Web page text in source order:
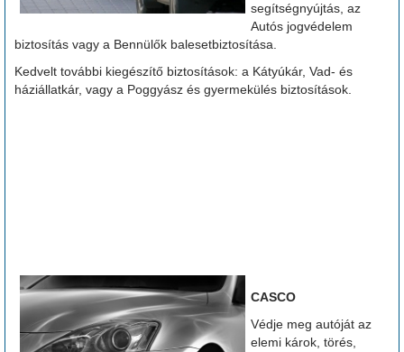
segítségnyújtás, az
Autós jogvédelem
biztosítás vagy a Bennülők balesetbiztosítása.
Kedvelt további kiegészítő biztosítások: a Kátyúkár, Vad- és
háziállatkár, vagy a Poggyász és gyermekülés biztosítások.
CASCO
Védje meg autóját az
elemi károk, törés,